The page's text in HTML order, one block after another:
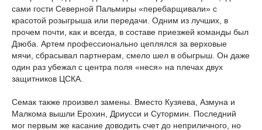
сами гости Северной Пальмиры «перебарщивали» с
красотой розыгрыша или передачи. Одним из лучших, в
прочем почти, как и всегда, в составе приезжей команды был
Дзюба. Артем профессионально цеплялся за верховые
мячи, сбрасывал партнерам, смело шел в обыгрыш. Он даже
один раз убежал с центра поля «неся» на плечах двух
защитников ЦСКА.
Семак также произвел замены. Вместо Кузяева, Азмуна и
Малкома вышли Ерохин, Дриусси и Сутормин. Последний
мог первым же касание доводить счет до неприличного, но